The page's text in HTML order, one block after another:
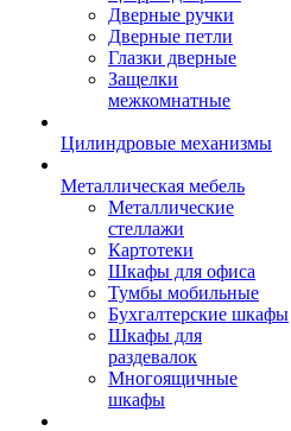
Дверные ручки
Дверные петли
Глазки дверные
Защелки
межкомнатные
Цилиндровые механизмы
Металлическая мебель
Металлические
стеллажи
Картотеки
Шкафы для офиса
Тумбы мобильные
Бухгалтерские шкафы
Шкафы для
раздевалок
Многоящичные
шкафы